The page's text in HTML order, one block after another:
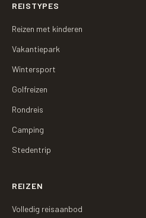
REISTYPES
Reizen met kinderen
Vakantiepark
Wintersport
Golfreizen
Rondreis
Camping
Stedentrip
REIZEN
Volledig reisaanbod